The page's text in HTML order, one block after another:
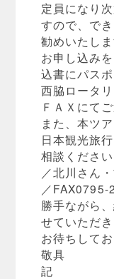
定員になり
すので、で
勧めいたしま
お申し込み
込書にパス
西脇ロータ
ＦＡＸにて
また、本ツ
日本観光旅
相談くださ
／北川さん
／FAX0795-
勝手ながら
せていただ
お待ちしてお
敬具
記